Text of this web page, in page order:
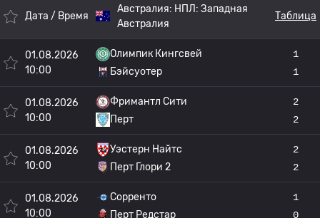
Дата / Время
Австралия: НПЛ: Западная
Австралия
Таблица
01.08.2026
10:00
Олимпик Кингсвей
Бэйсуотер
1
1
01.08.2026
10:00
Фримантл Сити
Перт
2
2
01.08.2026
10:00
Уэстерн Найтс
Перт Глори 2
2
2
01.08.2026
10:00
Сорренто
Перт Редстар
1
0